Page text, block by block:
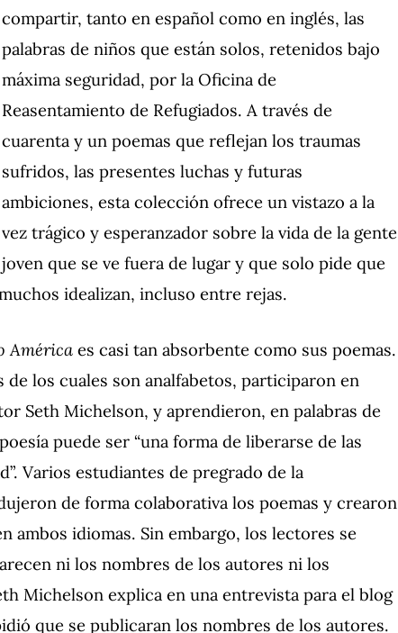
compartir, tanto en español como en inglés, las
palabras de niños que están solos, retenidos bajo
máxima seguridad, por la Oficina de
Reasentamiento de Refugiados. A través de
cuarenta y un poemas que reflejan los traumas
sufridos, las presentes luchas y futuras
ambiciones, esta colección ofrece un vistazo a la
vez trágico y esperanzador sobre la vida de la gente
joven que se ve fuera de lugar y que solo pide que
idealizan, incluso entre rejas.
América es casi tan absorbente como sus poemas.
los cuales son analfabetos, participaron en
Seth Michelson, y aprendieron, en palabras de
puede ser “una forma de liberarse de las
Varios estudiantes de pregrado de la
de forma colaborativa los poemas y crearon
ambos idiomas. Sin embargo, los lectores se
ni los nombres de los autores ni los
Michelson explica en una entrevista para el blog
que se publicaran los nombres de los autores.